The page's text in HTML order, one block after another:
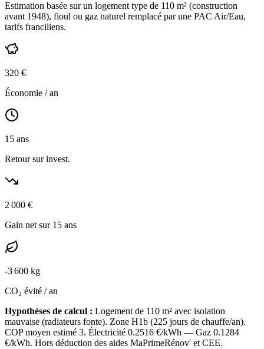
Estimation basée sur un logement type de 110 m² (construction
avant 1948), fioul ou gaz naturel remplacé par une PAC Air/Eau,
tarifs franciliens.
320 €
Économie / an
15 ans
Retour sur invest.
2 000 €
Gain net sur 15 ans
-3 600 kg
CO₂ évité / an
Hypothèses de calcul : Logement de 110 m² avec isolation
mauvaise (radiateurs fonte). Zone H1b (225 jours de chauffe/an).
COP moyen estimé 3. Électricité 0.2516 €/kWh — Gaz 0.1284
€/kWh. Hors déduction des aides MaPrimeRénov' et CEE.